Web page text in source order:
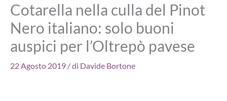
Cotarella nella culla del Pinot
Nero italiano: solo buoni
auspici per l’Oltrepò pavese
22 Agosto 2019 / di Davide Bortone